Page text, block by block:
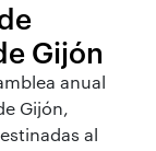
Gijón
anual
Gijón,
al